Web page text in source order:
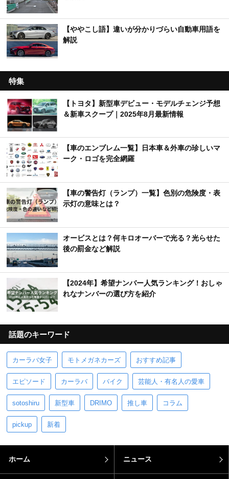
【ややこし語】違いが分かりづらい自動車用語を
解説
特集
【トヨタ】新型車デビュー・モデルチェンジ予想
＆新車スクープ｜2025年8月最新情報
【車のエンブレム一覧】日本車＆外車の珍しいマ
ーク・ロゴを完全網羅
【車の警告灯（ランプ）一覧】色別の危険度・表
示灯の意味とは？
オービスとは？何キロオーバーで光る？光らせた
後の罰金など解説
【2024年】希望ナンバー人気ランキング！おしゃ
れなナンバーの選び方を紹介
話題のキーワード
カーラバ女子 モトメガネカーズ おすすめ記事
エピソード カーラバ バイク 芸能人・有名人の愛車
sotoshiru 新型車 DRIMO 推し車 コラム
pickup 新着
ホーム ニュース